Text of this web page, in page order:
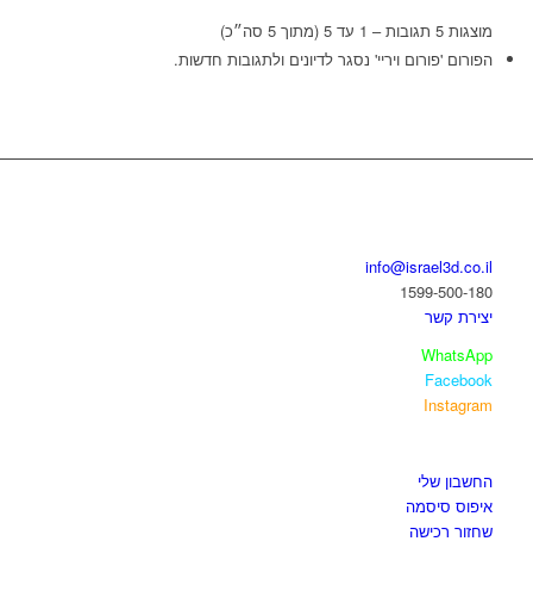
מוצגות 5 תגובות – 1 עד 5 (מתוך 5 סה״כ)
הפורום 'פורום ויריי' נסגר לדיונים ולתגובות חדשות.
info@israel3d.co.il
1599-500-180
יצירת קשר
WhatsApp
Facebook
Instagram
החשבון שלי
איפוס סיסמה
שחזור רכישה